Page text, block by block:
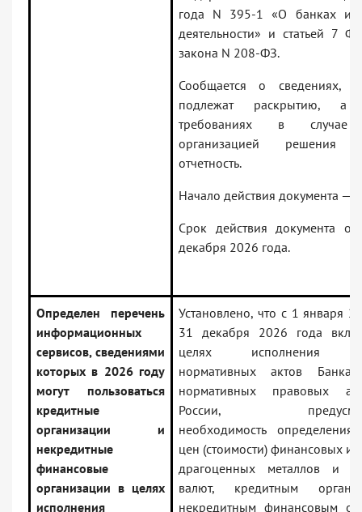
года N 395-1 «О банках и
деятельности» и статьей 7
закона N 208-ФЗ.
Сообщается о сведениях,
подлежат раскрытию,
требованиях в случае
организацией решения
отчетность.
Начало действия документа —
Срок действия документа
декабря 2026 года.
Определен перечень
информационных
сервисов, сведениями
которых в 2026 году
могут пользоваться
кредитные
организации и
некредитные
финансовые
организации в целях
исполнения
Установлено, что с 1 января
31 декабря 2026 года
целях исполнения
нормативных актов
нормативных правовых
России,
необходимость определения
цен (стоимости) финансовых
драгоценных металлов и
валют, кредитным
некредитным финансовым